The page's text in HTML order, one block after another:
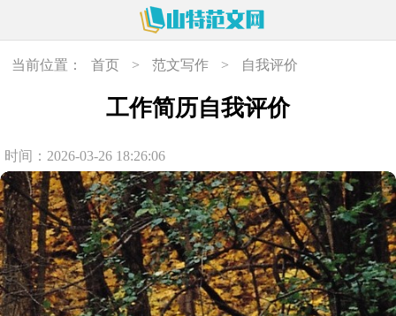
当前位置： 首页 > 范文写作 > 自我评价
工作简历自我评价
时间：2026-03-26 18:26:06